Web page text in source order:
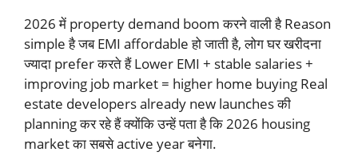
2026 में property demand boom करने वाली है Reason
simple है जब EMI affordable हो जाती है, लोग घर खरीदना
ज्यादा prefer करते हैं Lower EMI + stable salaries +
improving job market = higher home buying Real
estate developers already new launches की
planning कर रहे हैं क्योंकि उन्हें पता है कि 2026 housing
market का सबसे active year बनेगा.